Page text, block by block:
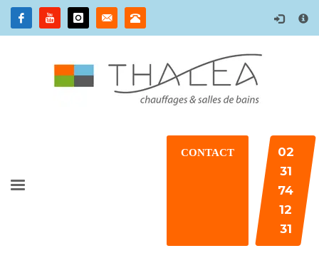
×
CONTACT
02
31
74
12
31